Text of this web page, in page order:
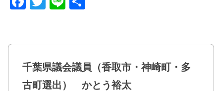
e
b
o
er
千葉県議会議員（香取市・神崎町・多
古町選出） かとう裕太